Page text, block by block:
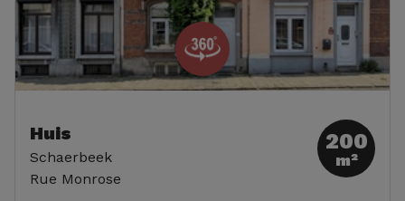
Huis
Schaerbeek
Rue Monrose
200
m²